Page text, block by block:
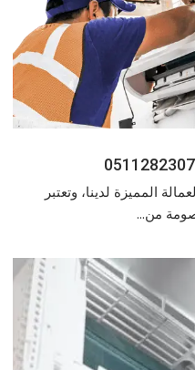
المميزة لدينا، وتعتبر
من...